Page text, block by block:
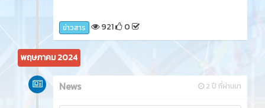
ข่าวสาร 921 0
พฤษภาคม 2024
2 ปี ที่ผ่านมา
News